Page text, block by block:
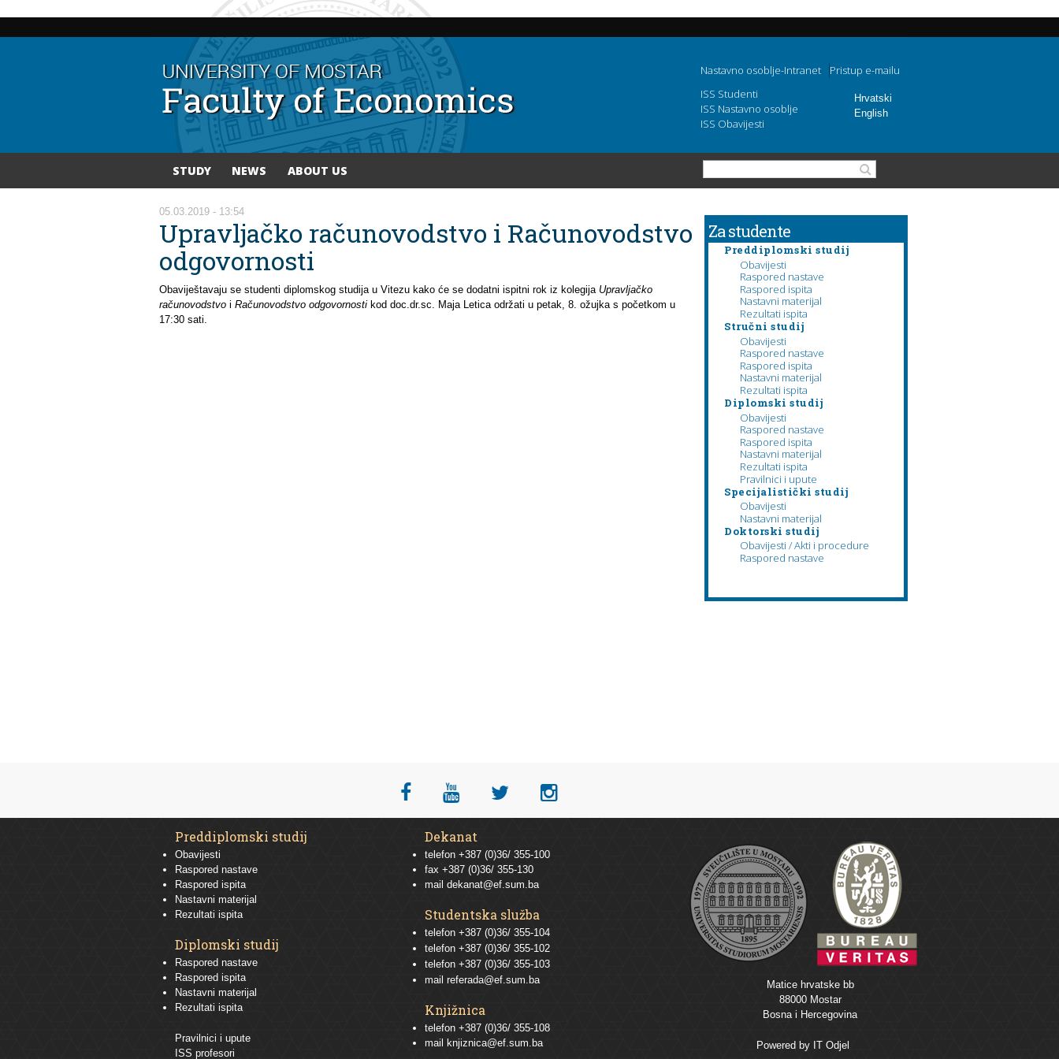
content
Hrvatski
English
Nastavno osoblje-Intranet
Pristup e-mailu
ISS Studenti
ISS Nastavno osoblje
ISS Obavijesti
STUDY NEWS ABOUT US Search form
You are here
05.03.2019 - 13:54
Upravljačko računovodstvo i Računovodstvo
odgovornosti
Obaviještavaju se studenti diplomskog studija u Vitezu kako će se dodatni ispitni rok iz kolegija Upravljačko
računovodstvo i Računovodstvo odgovornosti kod doc.dr.sc. Maja Letica održati u petak, 8. ožujka s početkom u
17:30 sati.
Za studente
Preddiplomski studij
Obavijesti
Raspored nastave
Raspored ispita
Nastavni materijal
Rezultati ispita
Stručni studij
Obavijesti
Raspored nastave
Raspored ispita
Nastavni materijal
Rezultati ispita
Diplomski studij
Obavijesti
Raspored nastave
Raspored ispita
Nastavni materijal
Rezultati ispita
Pravilnici i upute
Specijalistički studij
Obavijesti
Nastavni materijal
Doktorski studij
Obavijesti / Akti i procedure
Raspored nastave
Preddiplomski studij
Obavijesti
Raspored nastave
Raspored ispita
Nastavni materijal
Rezultati ispita
Diplomski studij
Raspored nastave
Raspored ispita
Nastavni materijal
Rezultati ispita
Pravilnici i upute
ISS profesori
Dekanat
telefon +387 (0)36/ 355-100
fax +387 (0)36/ 355-130
mail dekanat@ef.sum.ba
Studentska služba
telefon +387 (0)36/ 355-104
telefon +387 (0)36/ 355-102
telefon +387 (0)36/ 355-103
mail referada@ef.sum.ba
Knjižnica
telefon +387 (0)36/ 355-108
mail
knjiznica@ef.sum.ba
Matice hrvatske bb
88000 Mostar
Bosna i Hercegovina
Powered by IT Odjel